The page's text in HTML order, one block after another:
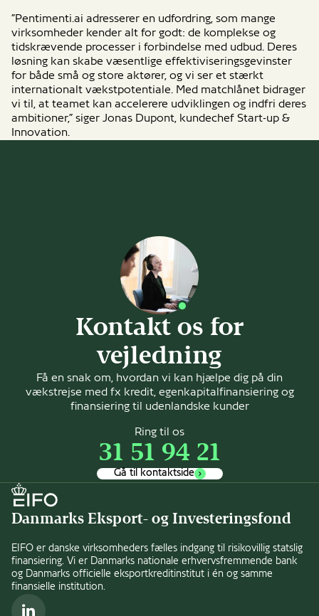
”Pentimenti.ai adresserer en udfordring, som mange
virksomheder kender alt for godt: de komplekse og
tidskrævende processer i forbindelse med udbud. Deres
løsning kan skabe væsentlige effektiviseringsgevinster
for både små og store aktører, og vi ser et stærkt
internationalt vækstpotentiale. Med matchlånet bidrager
vi til, at teamet kan accelerere udviklingen og indfri deres
ambitioner,” siger Jonas Dupont, kundechef Start-up &
Innovation.
Kontakt os for
vejledning
Få en snak om, hvordan vi kan hjælpe dig på din
vækstrejse med fx kredit, egenkapitalfinansiering og
finansiering til udenlandske kunder
Ring til os
31 51 94 21
Gå til kontaktside
Danmarks Eksport- og Investeringsfond
EIFO er danske virksomheders fælles indgang til risikovillig statslig
finansiering. Vi er Danmarks nationale erhvervsfremmende bank
og Danmarks officielle eksportkreditinstitut i én og samme
finansielle institution.